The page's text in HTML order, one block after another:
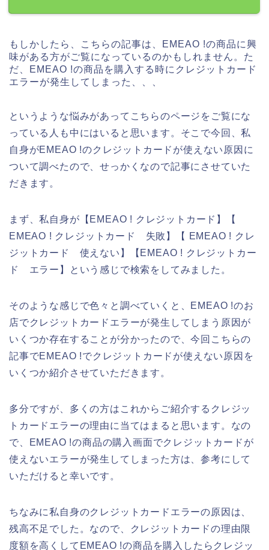
もしかしたら、こちらの記事は、EMEAO !の商品に興
味がある方がご覧になっているのかもしれません。た
だ、EMEAO !の商品を購入する時にクレジットカード
エラーが発生してしまった、、、
というような悩みがあってこちらのページをご覧にな
っている人も中にはいると思います。そこで今回、私
自身がEMEAO !のクレジットカードが使えない原因に
ついて調べたので、せっかくなので記事にさせていた
だきます。
まず、私自身が【EMEAO ! クレジットカード】【
EMEAO ! クレジットカード 失敗】【 EMEAO ! クレ
ジットカード 使えない】【EMEAO ! クレジットカー
ド エラー】という感じで検索をしてみました。
そのような感じで色々と調べていくと、EMEAO !のお
店でクレジットカードエラーが発生してしまう原因が
いくつか存在することが分かったので、今回こちらの
記事でEMEAO !でクレジットカードが使えない原因を
いくつか紹介させていただきます。
多分ですが、多くの方はこれからご紹介するクレジッ
トカードエラーの理由に当てはまると思います。なの
で、EMEAO !の商品の購入画面でクレジットカードが
使えないエラーが発生してしまった方は、参考にして
いただけると幸いです。
ちなみに私自身のクレジットカードエラーの原因は、
残高不足でした。なので、クレジットカードの理由限
度額を高くしてEMEAO !の商品を購入したらクレジッ